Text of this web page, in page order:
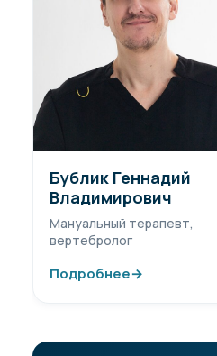
Бублик Геннадий
Владимирович
Мануальный терапевт,
вертебролог
Подробнее→